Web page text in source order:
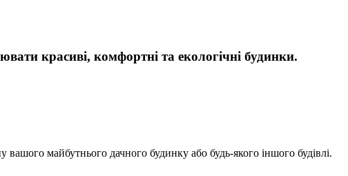
красиві, комфортні та екологічні будинки.
майбутнього дачного будинку або будь-якого іншого будівлі.